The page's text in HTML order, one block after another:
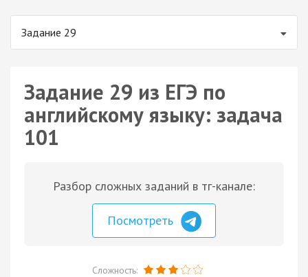
Задание 29
Задание 29 из ЕГЭ по
английскому языку: задача
101
Разбор сложных заданий в тг-канале:
Посмотреть
Сложность: